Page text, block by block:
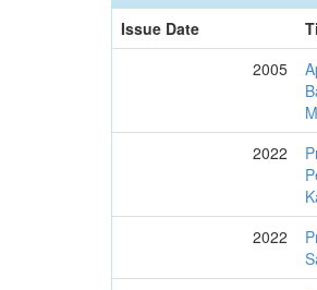
Issue Date
2005
2022
2022